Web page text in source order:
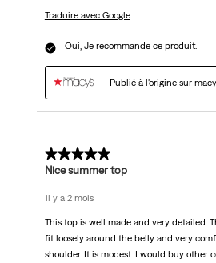
Traduire avec Google
Oui, Je recommande ce produit.
Publié à l'origine sur
5 sur 5 étoiles.
Nice summer top
il y a 2 mois
This top is well made and very detailed.
fit loosely around the belly and very
shoulder. It is modest. I would buy other